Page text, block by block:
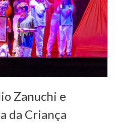
Zanuchi e
da Criança